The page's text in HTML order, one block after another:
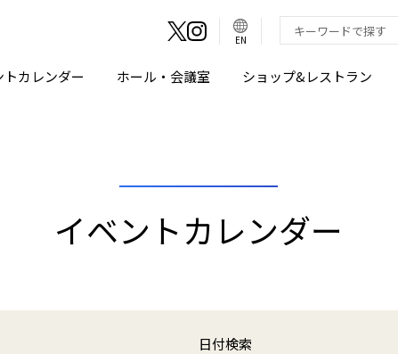
言
語
切
EN 検索キーワード入
トカレンダー ホール・会議室 ショップ&レストラン
イベントカレンダー
日付検索